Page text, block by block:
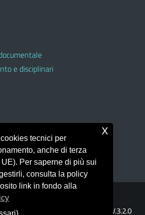
e disciplinari
sul tema accessibile
V.3.2.0
tecnici per
anche di terza
Per saperne di più sui
consulta la policy
link in fondo alla
x